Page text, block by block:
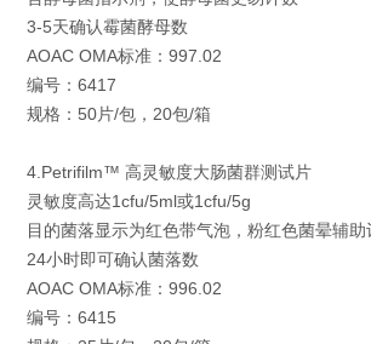
3-5天确认霉菌酵母数
AOAC OMA标准：997.02
编号：6417
规格：50片/包，20包/箱
4.Petrifilm™ 高灵敏度大肠菌群测试片
灵敏度高达1cfu/5ml或1cfu/5g
目的菌落显示为红色带气泡，粉红色菌晕辅助
24小时即可确认菌落数
AOAC OMA标准：996.02
编号：6415